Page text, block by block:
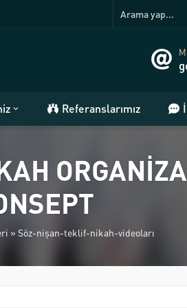
Referanslarımız
» Söz-nişan-teklif-nikah-videoları